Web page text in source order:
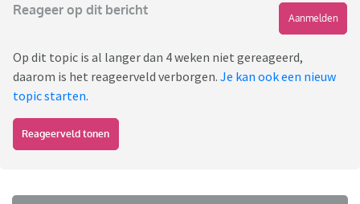
Reageer op dit bericht
Aanmelden
Op dit topic is al langer dan 4 weken niet gereageerd,
daarom is het reageerveld verborgen. Je kan ook een nieuw
topic starten.
Reageerveld tonen